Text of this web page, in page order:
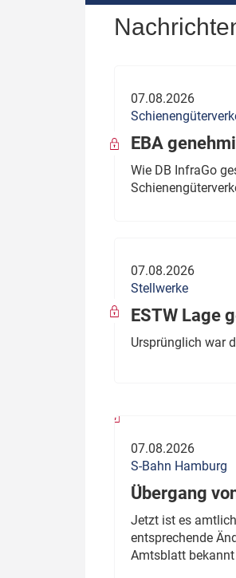
SPNV-Marktdaten
Politik
Verbände: Wer
wen?
Thema des Monats
Dossier:
Dossier: ETCS
07.08.2026
EBA
Wie DB InfraGo
07.08.2026
Stellwerke
ESTW Lage
Ursprünglich war
07.08.2026
S-Bahn Hamburg
Übergang
Jetzt ist es
entsprechende
Amtsblatt bekannt